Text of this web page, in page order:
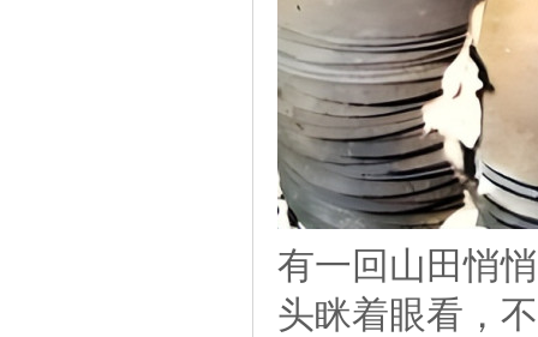
有一回山田悄
头眯着眼看，